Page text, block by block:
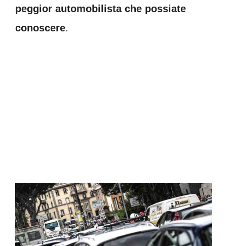
peggior automobilista che possiate
conoscere.